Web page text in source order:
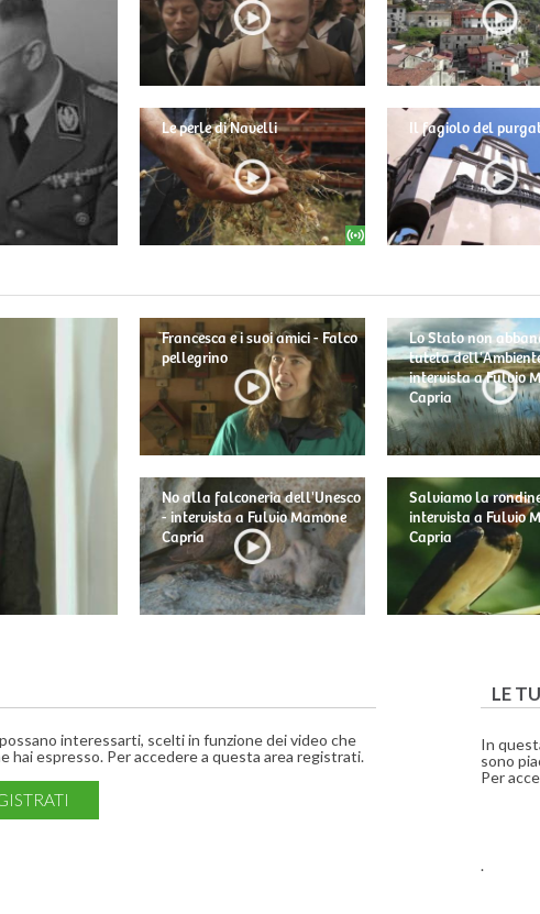
Le perle di Navelli Il fagiolo del
Francesca e i suoi amici - Falco
pellegrino
No alla falconeria dell'Unesco
- intervista a Fulvio Mamone
Capria
Lo Stato non
tutela
intervista a Fulvio
Capria
Salviamo la
intervista a Fulvio
Capria
interessarti, scelti in funzione dei video che
espresso. Per accedere a questa area registrati.
LE
In
sono
Per
.